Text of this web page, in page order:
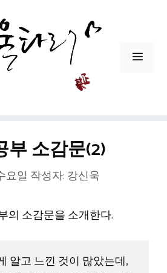
메
부 소감문(2)
요일 작성자: 강신욱
의 소감문을 소개한다.
알고 느낀 것이 많았는데,